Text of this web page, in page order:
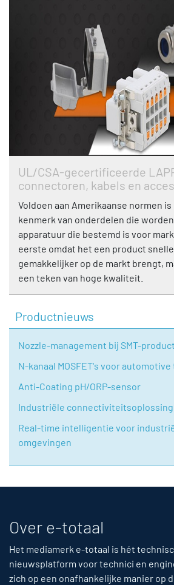
UL/CSA-gecertificeerde
connectoren, kabels en
Voldoen aan Amerikaanse normen
kenmerk van onderdelen die
apparatuur die bestemd is voor
eerste omdat het een product
gemakkelijker op de markt brengt,
een teken van hoge kwaliteit.
Productnieuws
Nozzle-management bij SMT-
N-kanaal MOSFET's voor
Anti-Coating pH/ORP-sensor
Industriële
Real-time intelligentie voor
omgevingen
Over e-totaal
Het mediamerk e-totaal is hét
nieuwsplatform voor technici en
zich op een onafhankelijke manier op